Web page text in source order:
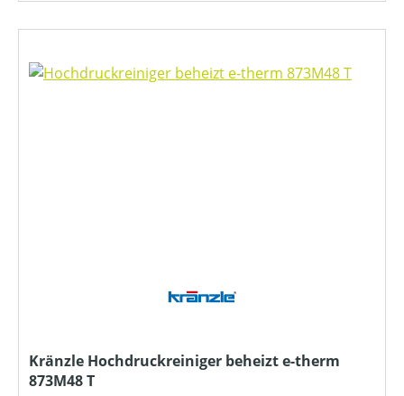
Kränzle Hochdruckreiniger beheizt e-therm
873M48 T